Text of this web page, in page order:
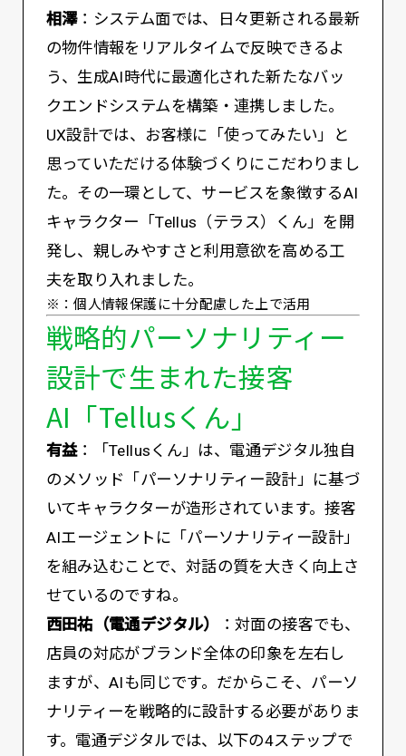
相澤：システム面では、日々更新される最新
の物件情報をリアルタイムで反映できるよ
う、生成AI時代に最適化された新たなバッ
クエンドシステムを構築・連携しました。
UX設計では、お客様に「使ってみたい」と
思っていただける体験づくりにこだわりまし
た。その一環として、サービスを象徴するAI
キャラクター「Tellus（テラス）くん」を開
発し、親しみやすさと利用意欲を高める工
夫を取り入れました。
※：個人情報保護に十分配慮した上で活用
戦略的パーソナリティー
設計で生まれた接客
AI「Tellusくん」
有益：「Tellusくん」は、電通デジタル独自
のメソッド「パーソナリティー設計」に基づ
いてキャラクターが造形されています。接客
AIエージェントに「パーソナリティー設計」
を組み込むことで、対話の質を大きく向上さ
せているのですね。
西田祐（電通デジタル）
：対面の接客でも、
店員の対応がブランド全体の印象を左右し
ますが、AIも同じです。だからこそ、パーソ
ナリティーを戦略的に設計する必要がありま
す。電通デジタルでは、以下の4ステップで